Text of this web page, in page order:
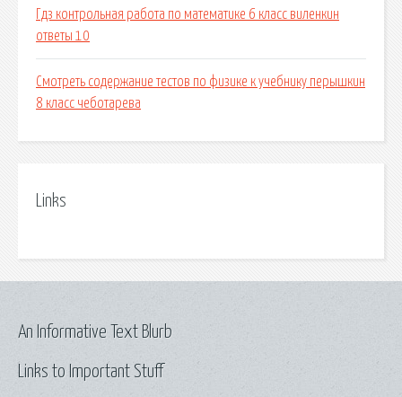
Гдз контрольная работа по математике 6 класс виленкин
ответы 10
Смотреть содержание тестов по физике к учебнику перышкин
8 класс чеботарева
Links
Links to Important Stuff
An Informative Text Blurb